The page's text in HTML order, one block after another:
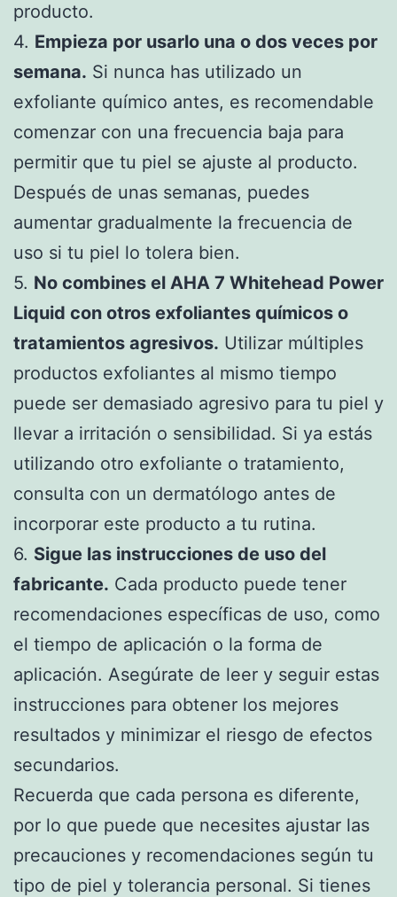
producto.
4. Empieza por usarlo una o dos veces por
semana. Si nunca has utilizado un
exfoliante químico antes, es recomendable
comenzar con una frecuencia baja para
permitir que tu piel se ajuste al producto.
Después de unas semanas, puedes
aumentar gradualmente la frecuencia de
uso si tu piel lo tolera bien.
5. No combines el AHA 7 Whitehead Power
Liquid con otros exfoliantes químicos o
tratamientos agresivos. Utilizar múltiples
productos exfoliantes al mismo tiempo
puede ser demasiado agresivo para tu piel y
llevar a irritación o sensibilidad. Si ya estás
utilizando otro exfoliante o tratamiento,
consulta con un dermatólogo antes de
incorporar este producto a tu rutina.
6. Sigue las instrucciones de uso del
fabricante. Cada producto puede tener
recomendaciones específicas de uso, como
el tiempo de aplicación o la forma de
aplicación. Asegúrate de leer y seguir estas
instrucciones para obtener los mejores
resultados y minimizar el riesgo de efectos
secundarios.
Recuerda que cada persona es diferente,
por lo que puede que necesites ajustar las
precauciones y recomendaciones según tu
tipo de piel y tolerancia personal. Si tienes